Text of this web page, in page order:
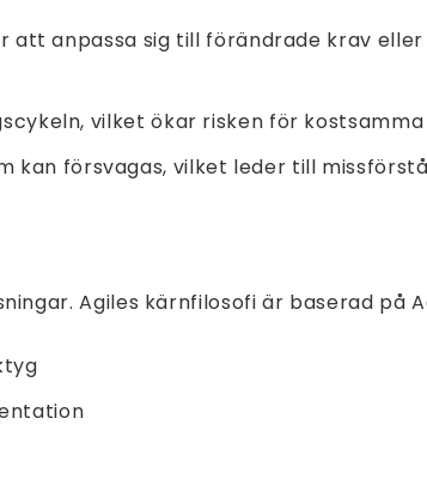
anpassa sig till förändrade krav
vilket ökar risken för
kan försvagas, vilket leder till
Agiles kärnfilosofi är baserad på